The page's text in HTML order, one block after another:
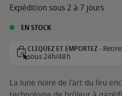
Expédition sous 2 à 7 jours
EN STOCK
CLIQUEZ ET EMPORTEZ -
sous 24h/48h
La lune noire de l'art du feu